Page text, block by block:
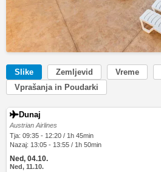
Slike Zemljevid Vreme
Vprašanja in Poudarki
Dunaj
Austrian Airlines
Tja: 09:35 - 12:20 / 1h 45min
Nazaj: 13:05 - 13:55 / 1h 50min
Ned, 04.10.
Ned, 11.10.